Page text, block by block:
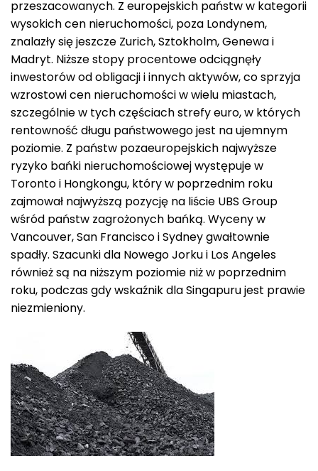
przeszacowanych. Z europejskich państw w kategorii
wysokich cen nieruchomości, poza Londynem,
znalazły się jeszcze Zurich, Sztokholm, Genewa i
Madryt. Niższe stopy procentowe odciągnęły
inwestorów od obligacji i innych aktywów, co sprzyja
wzrostowi cen nieruchomości w wielu miastach,
szczególnie w tych częściach strefy euro, w których
rentowność długu państwowego jest na ujemnym
poziomie. Z państw pozaeuropejskich najwyższe
ryzyko bańki nieruchomościowej występuje w
Toronto i Hongkongu, który w poprzednim roku
zajmował najwyższą pozycję na liście UBS Group
wśród państw zagrożonych bańką. Wyceny w
Vancouver, San Francisco i Sydney gwałtownie
spadły. Szacunki dla Nowego Jorku i Los Angeles
również są na niższym poziomie niż w poprzednim
roku, podczas gdy wskaźnik dla Singapuru jest prawie
niezmieniony.